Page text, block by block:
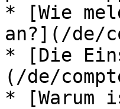
* [Wie
an?](/de/
* [Die
(/de/
* [Warum